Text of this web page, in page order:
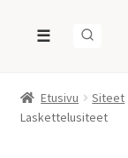
☰
Etusivu Siteet
Laskettelusiteet